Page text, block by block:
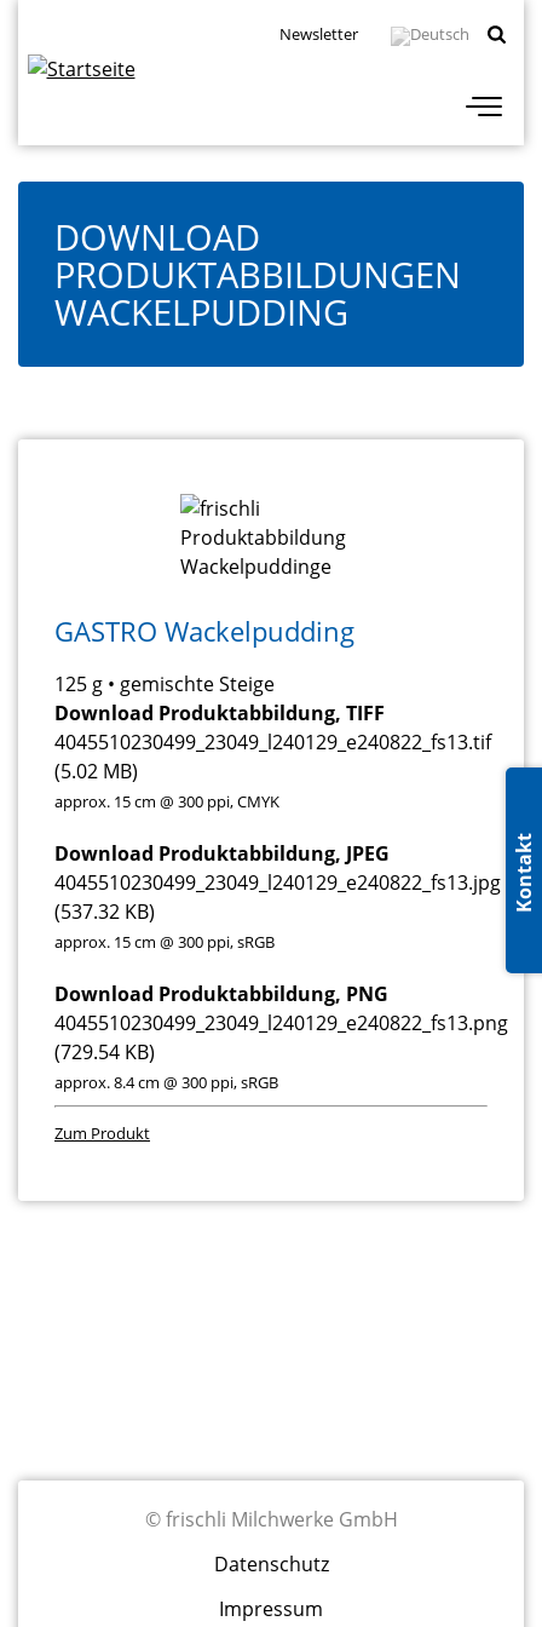
Inhalt
Navigation
Newsletter
DOWNLOAD
PRODUKTABBILDUNGEN
WACKELPUDDING
GASTRO Wackelpudding
125 g • gemischte Steige
Download Produktabbildung, TIFF
4045510230499_23049_l240129_e240822_fs13.tif
(5.02 MB)
approx. 15 cm @ 300 ppi, CMYK
Download Produktabbildung, JPEG
4045510230499_23049_l240129_e240822_fs13.jpg
(537.32 KB)
approx. 15 cm @ 300 ppi, sRGB
Download Produktabbildung, PNG
4045510230499_23049_l240129_e240822_fs13.png
(729.54 KB)
approx. 8.4 cm @ 300 ppi, sRGB
Zum Produkt
Fußzeilenmenü© frischli Milchwerke GmbH
Datenschutz
Impressum
Kontakt